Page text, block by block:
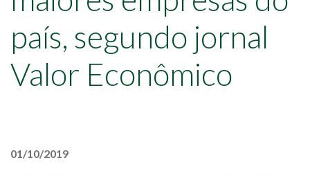
país, segundo jornal
Valor Econômico
01/10/2019